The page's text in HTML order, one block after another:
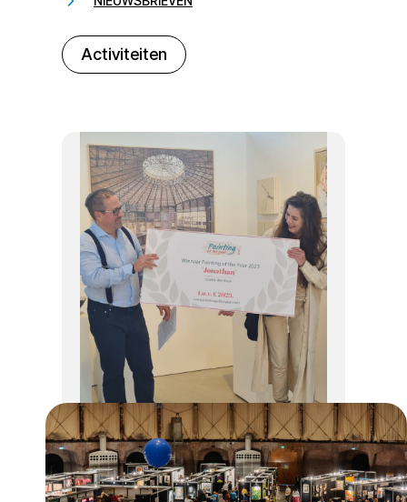
Activiteiten
232323